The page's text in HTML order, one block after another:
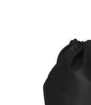
Hypopressiv trening
The Housemaid